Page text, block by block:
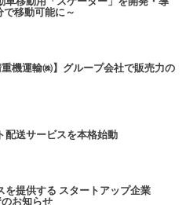
移動可能に～
機運輸㈱】グループ会社で販売力の
配送サービスを本格始動
提供する スタートアップ企業
お知らせ